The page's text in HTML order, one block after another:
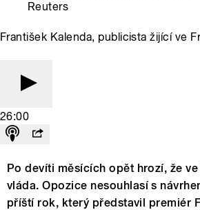
Reuters
František Kalenda, publicista žijící ve
26:00
Po devíti měsících opět hrozí, že
vláda. Opozice nesouhlasí s
příští rok, který představil premiér